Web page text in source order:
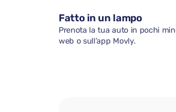
Fatto in un lampo
Prenota la tua auto in pochi
web o sull’app Movly.